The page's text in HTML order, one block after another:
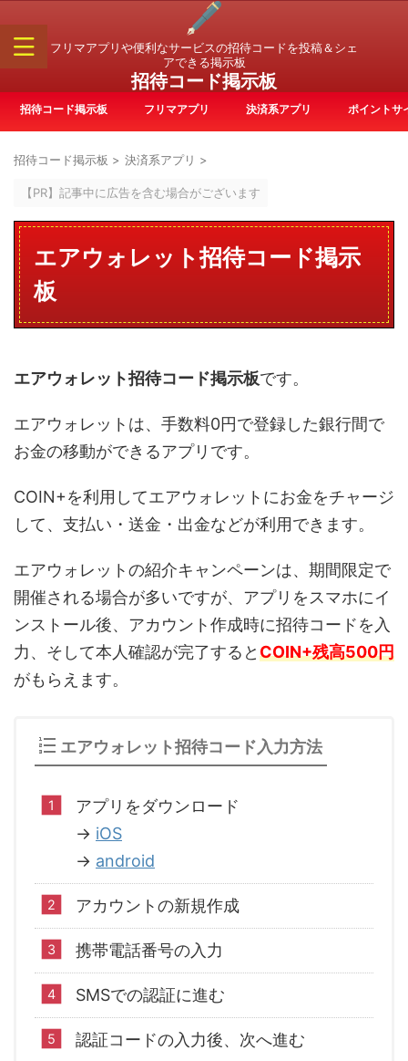
フリマアプリや便利なサービスの招待コードを投稿＆シェ
アできる掲示板
招待コード掲示板
招待コード掲示板 フリマアプリ 決済系アプリ ポイントサ
招待コード掲示板 > 決済系アプリ >
【PR】記事中に広告を含む場合がございます
エアウォレット招待コード掲示
板
エアウォレット招待コード掲示板です。
エアウォレットは、手数料0円で登録した銀行間で
お金の移動ができるアプリです。
COIN+を利用してエアウォレットにお金をチャージ
して、支払い・送金・出金などが利用できます。
エアウォレットの紹介キャンペーンは、期間限定で
開催される場合が多いですが、アプリをスマホにイ
ンストール後、アカウント作成時に招待コードを入
力、そして本人確認が完了するとCOIN+残高500円
がもらえます。
エアウォレット招待コード入力方法
アプリをダウンロード
→ iOS
→ android
アカウントの新規作成
携帯電話番号の入力
SMSでの認証に進む
認証コードの入力後、次へ進む